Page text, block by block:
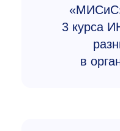
3 курса
в